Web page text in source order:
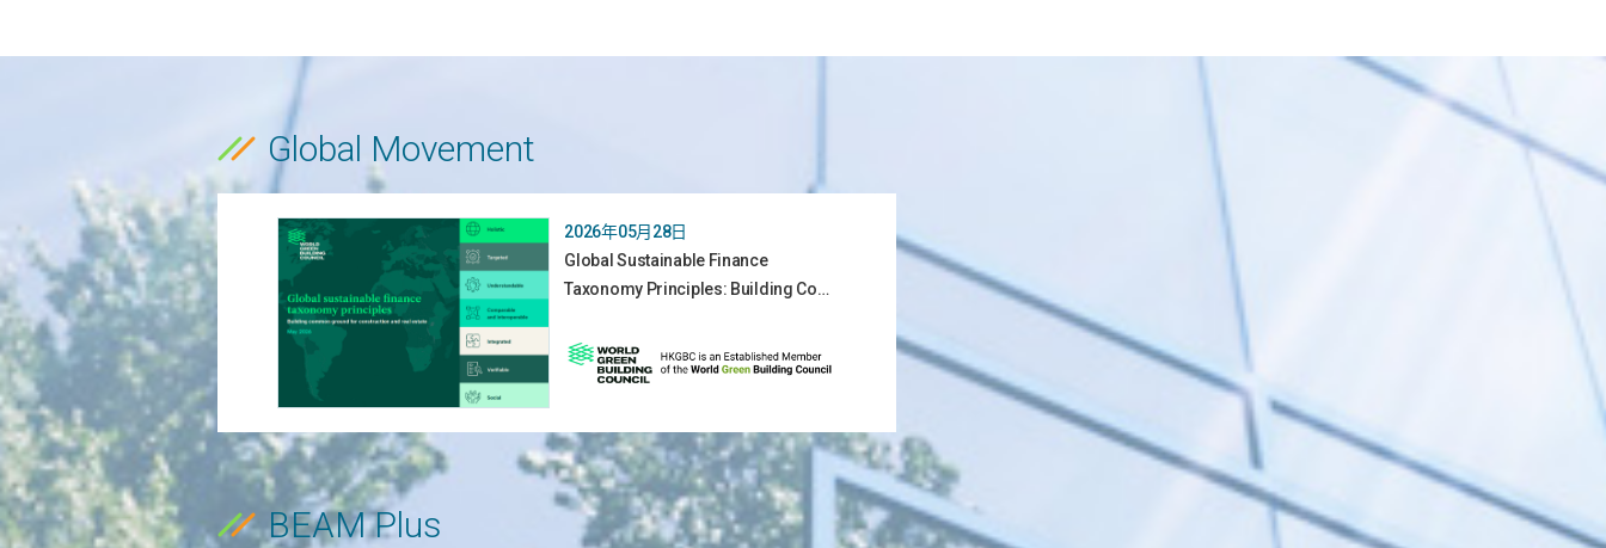
Global Movement
2026年05月28日
Global Sustainable Finance
Taxonomy Principles: Building Co…
BEAM Plus